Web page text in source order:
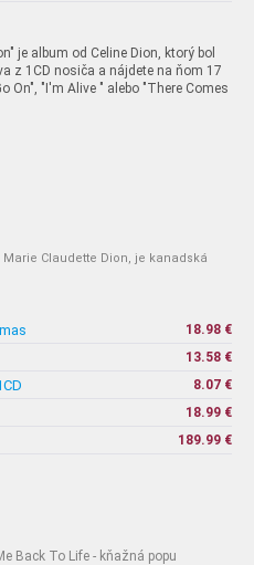
je album od Celine Dion, ktorý bol
z 1CD nosiča a nájdete na ňom 17
On", "I'm Alive " alebo "There Comes
Claudette Dion, je kanadská
18.98 €
13.58 €
8.07 €
18.99 €
189.99 €
Back To Life - kňažná popu